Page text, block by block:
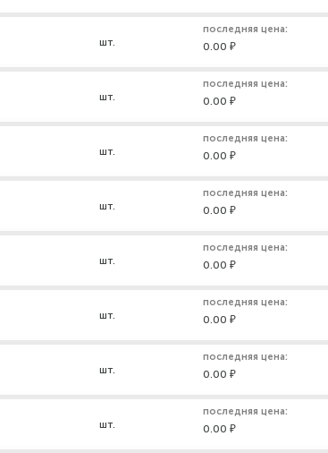
шт.
последняя цена:
0.00 ₽
шт.
последняя цена:
0.00 ₽
шт.
последняя цена:
0.00 ₽
шт.
последняя цена:
0.00 ₽
шт.
последняя цена:
0.00 ₽
шт.
последняя цена:
0.00 ₽
шт.
последняя цена:
0.00 ₽
шт.
последняя цена:
0.00 ₽